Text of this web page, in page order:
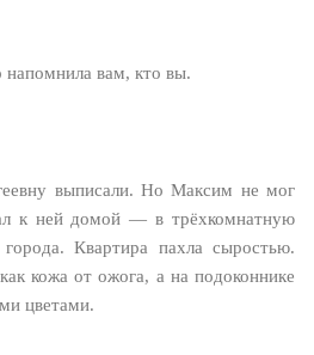
вам, кто вы.
выписали. Но Максим не мог
к ней домой — в трёхкомнатную
Квартира пахла сыростью.
кожа от ожога, а на подоконнике
цветами.